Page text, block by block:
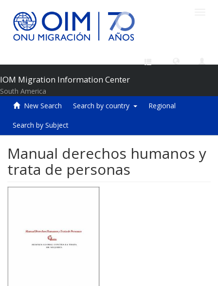
IOM Migration Information Center
South America
New Search
Search by country Regional
Search by Subject
Manual derechos humanos y
trata de personas